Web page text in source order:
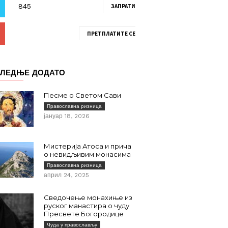
ЗАПРАТИ
ПРЕТПЛАТИТЕ СЕ
ДОДАТО
Песме о Светом Сави
Православна ризница
јануар 18, 2026
Мистерија Атоса и прича
о невидљивим монасима
Православна ризница
април 24, 2025
Сведочење монахиње из
руског манастира о чуду
Пресвете Богородице
Чуда у православљу